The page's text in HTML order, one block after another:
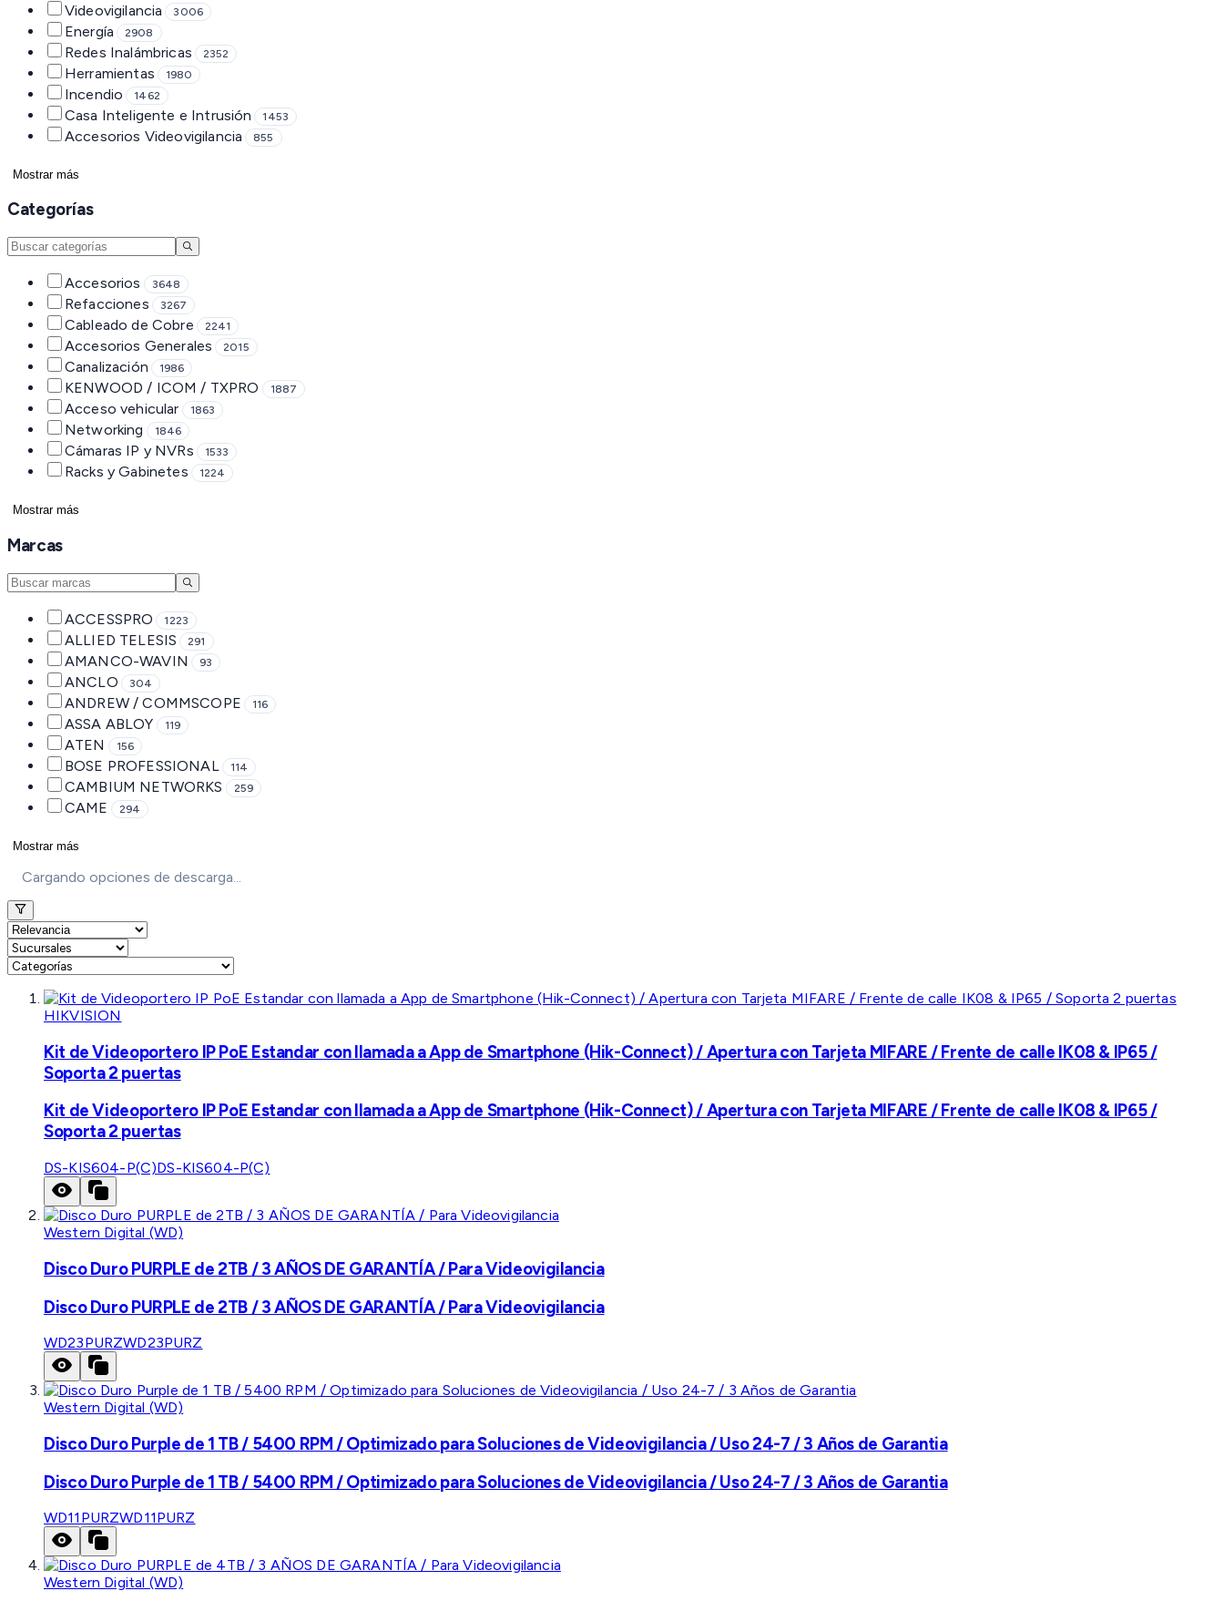
Videovigilancia 3006
Energía 2908
Redes Inalámbricas 2352
Herramientas 1980
Incendio 1462
Casa Inteligente e Intrusión 1453
Accesorios Videovigilancia 855
Mostrar más
Categorías
Accesorios 3648
Refacciones 3267
Cableado de Cobre 2241
Accesorios Generales 2015
Canalización 1986
KENWOOD / ICOM / TXPRO 1887
Acceso vehicular 1863
Networking 1846
Cámaras IP y NVRs 1533
Racks y Gabinetes 1224
Mostrar más
Marcas
ACCESSPRO 1223
ALLIED TELESIS 291
AMANCO-WAVIN 93
ANCLO 304
ANDREW / COMMSCOPE 116
ASSA ABLOY 119
ATEN 156
BOSE PROFESSIONAL 114
CAMBIUM NETWORKS 259
CAME 294
Mostrar más
Cargando opciones de descarga...
HIKVISION
Kit de Videoportero IP PoE Estandar con llamada a App de Smartphone (Hik-Connect) / Apertura con Tarjeta MIFARE / Frente de calle IK08 & IP65 /
Soporta 2 puertas
Kit de Videoportero IP PoE Estandar con llamada a App de Smartphone (Hik-Connect) / Apertura con Tarjeta MIFARE / Frente de calle IK08 & IP65 /
Soporta 2 puertas
DS-KIS604-P(C)DS-KIS604-P(C)
Western Digital (WD)
Disco Duro PURPLE de 2TB / 3 AÑOS DE GARANTÍA / Para Videovigilancia
Disco Duro PURPLE de 2TB / 3 AÑOS DE GARANTÍA / Para Videovigilancia
WD23PURZWD23PURZ
Western Digital (WD)
Disco Duro Purple de 1 TB / 5400 RPM / Optimizado para Soluciones de Videovigilancia / Uso 24-7 / 3 Años de Garantia
Disco Duro Purple de 1 TB / 5400 RPM / Optimizado para Soluciones de Videovigilancia / Uso 24-7 / 3 Años de Garantia
WD11PURZWD11PURZ
Western Digital (WD)